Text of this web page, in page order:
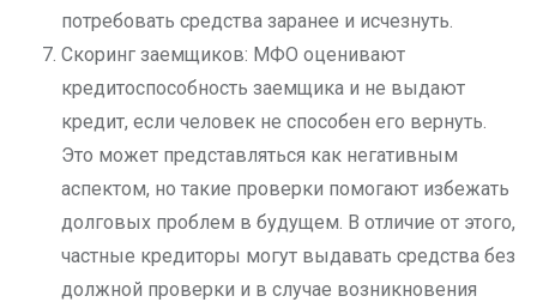
потребовать средства заранее и исчезнуть.
Скоринг заемщиков: МФО оценивают
кредитоспособность заемщика и не выдают
кредит, если человек не способен его вернуть.
Это может представляться как негативным
аспектом, но такие проверки помогают избежать
долговых проблем в будущем. В отличие от этого,
частные кредиторы могут выдавать средства без
должной проверки и в случае возникновения